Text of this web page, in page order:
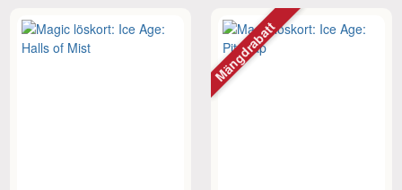
Mängdrabatt